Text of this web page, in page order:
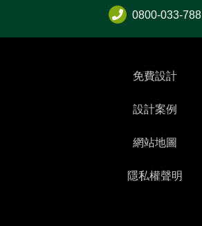
0800-033-788
免費設計
設計案例
網站地圖
隱私權聲明